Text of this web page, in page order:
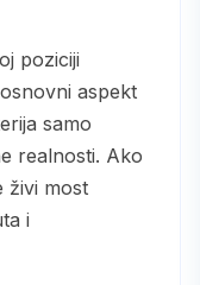
aspekt
samo
realnosti. Ako
živi most
i